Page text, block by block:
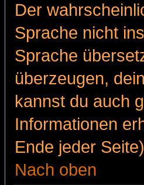
Der
Sprache nicht
Sprache
überzeugen,
kannst du auch
Informationen
Ende jeder Seite)
Nach oben